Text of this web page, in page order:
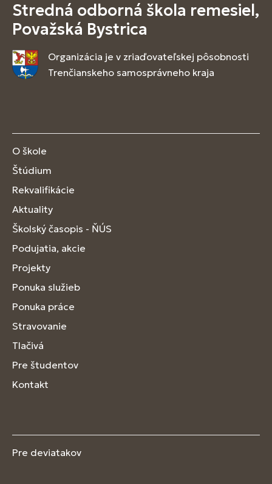
Stredná odborná škola remesiel,
Považská Bystrica
Organizácia je v zriaďovateľskej pôsobnosti
Trenčianskeho samosprávneho kraja
O škole
Štúdium
Rekvalifikácie
Aktuality
Školský časopis - ŇÚS
Podujatia, akcie
Projekty
Ponuka služieb
Ponuka práce
Stravovanie
Tlačivá
Pre študentov
Kontakt
Pre deviatakov